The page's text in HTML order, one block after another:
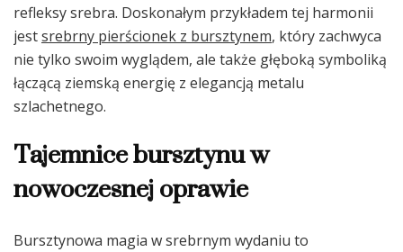
refleksy srebra. Doskonałym przykładem tej harmonii
jestsrebrny pierścionek z bursztynem, który zachwyca
nie tylko swoim wyglądem, ale także głęboką symboliką
łączącą ziemską energię z elegancją metalu
szlachetnego.
Tajemnice bursztynu w
nowoczesnej oprawie
Bursztynowa magia w srebrnym wydaniu to